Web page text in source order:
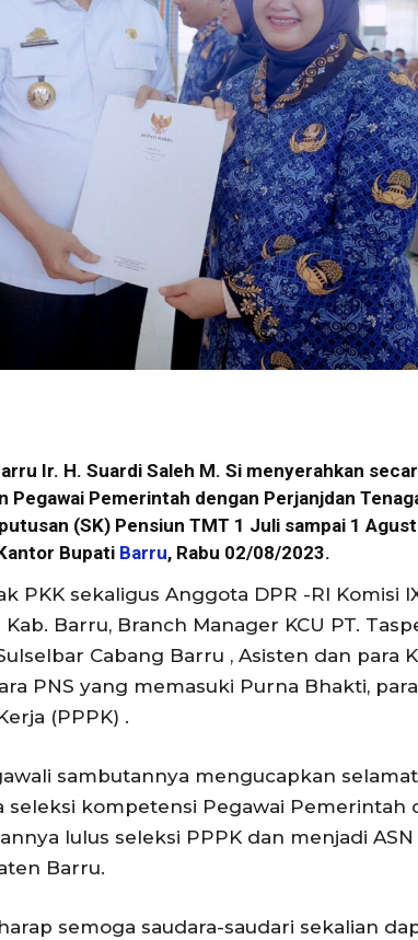
Ir. H. Suardi Saleh M. Si menyerahkan
Pemerintah dengan Perjanjdan
(SK) Pensiun TMT 1 Juli sampai 1
Bupati Barru, Rabu 02/08/2023.
PKK sekaligus Anggota DPR -RI Komisi
Barru, Branch Manager KCU PT.
Cabang Barru , Asisten dan para
PNS yang memasuki Purna Bhakti,
(PPPK) .
sambutannya mengucapkan
seleksi kompetensi Pegawai Pemerintah
lulus seleksi PPPK dan menjadi ASN
Barru.
semoga saudara-saudari sekalian